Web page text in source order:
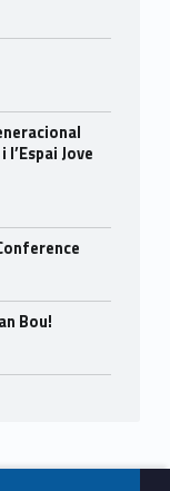
l’Espai Jove
Bou!